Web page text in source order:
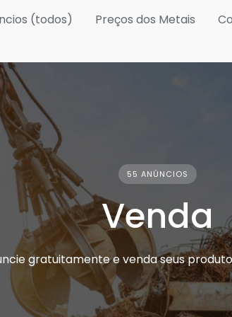
(todos) Preços dos Metais
55 ANÚNCIOS
Venda
gratuitamente e venda seus